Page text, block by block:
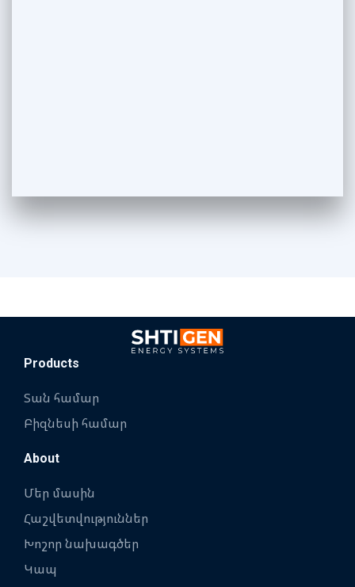
Products
Տան համար
Բիզնեսի համար
About
Մեր մասին
Հաշվետվություններ
Խոշոր նախագծեր
Կապ